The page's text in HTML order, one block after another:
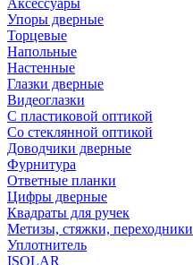
Аксессуары
Упоры дверные
Торцевые
Напольные
Настенные
Глазки дверные
Видеоглазки
С пластиковой оптикой
Со стеклянной оптикой
Доводчики дверные
Фурнитура
Ответные планки
Цифры дверные
Квадраты для ручек
Метизы, стяжки, переходники
Уплотнитель
ISOLAR